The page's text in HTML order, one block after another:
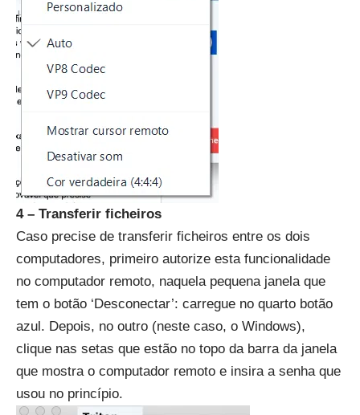
4 – Transferir ficheiros
Caso precise de transferir ficheiros entre os dois
computadores, primeiro autorize esta funcionalidade
no computador remoto, naquela pequena janela que
tem o botão ‘Desconectar’: carregue no quarto botão
azul. Depois, no outro (neste caso, o Windows),
clique nas setas que estão no topo da barra da janela
que mostra o computador remoto e insira a senha que
usou no princípio.